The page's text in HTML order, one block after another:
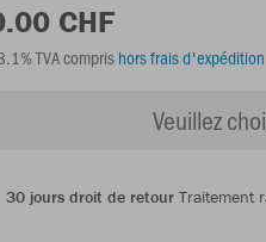
CHF
TVA compris hors frais d'expédition
Veuillez
30 jours droit de retour Traitement